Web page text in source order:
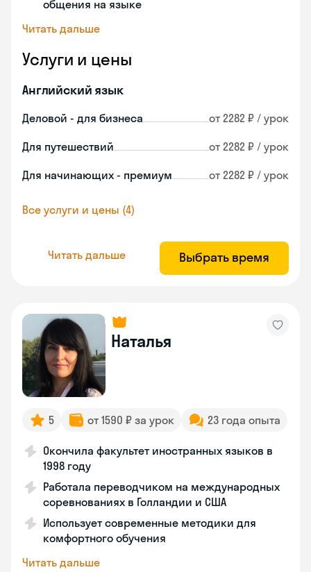
общения на языке
Читать дальше
Услуги и цены
Английский язык
Деловой - для бизнеса от 2282 ₽ / урок
Для путешествий от 2282 ₽ / урок
Для начинающих - премиум от 2282 ₽ / урок
Все услуги и цены (4)
Читать дальше Выбрать время
Наталья
5 от 1590 ₽ за урок 23 года опыта
Окончила факультет иностранных языков в
1998 году
Работала переводчиком на международных
соревнованиях в Голландии и США
Использует современные методики для
комфортного обучения
Читать дальше